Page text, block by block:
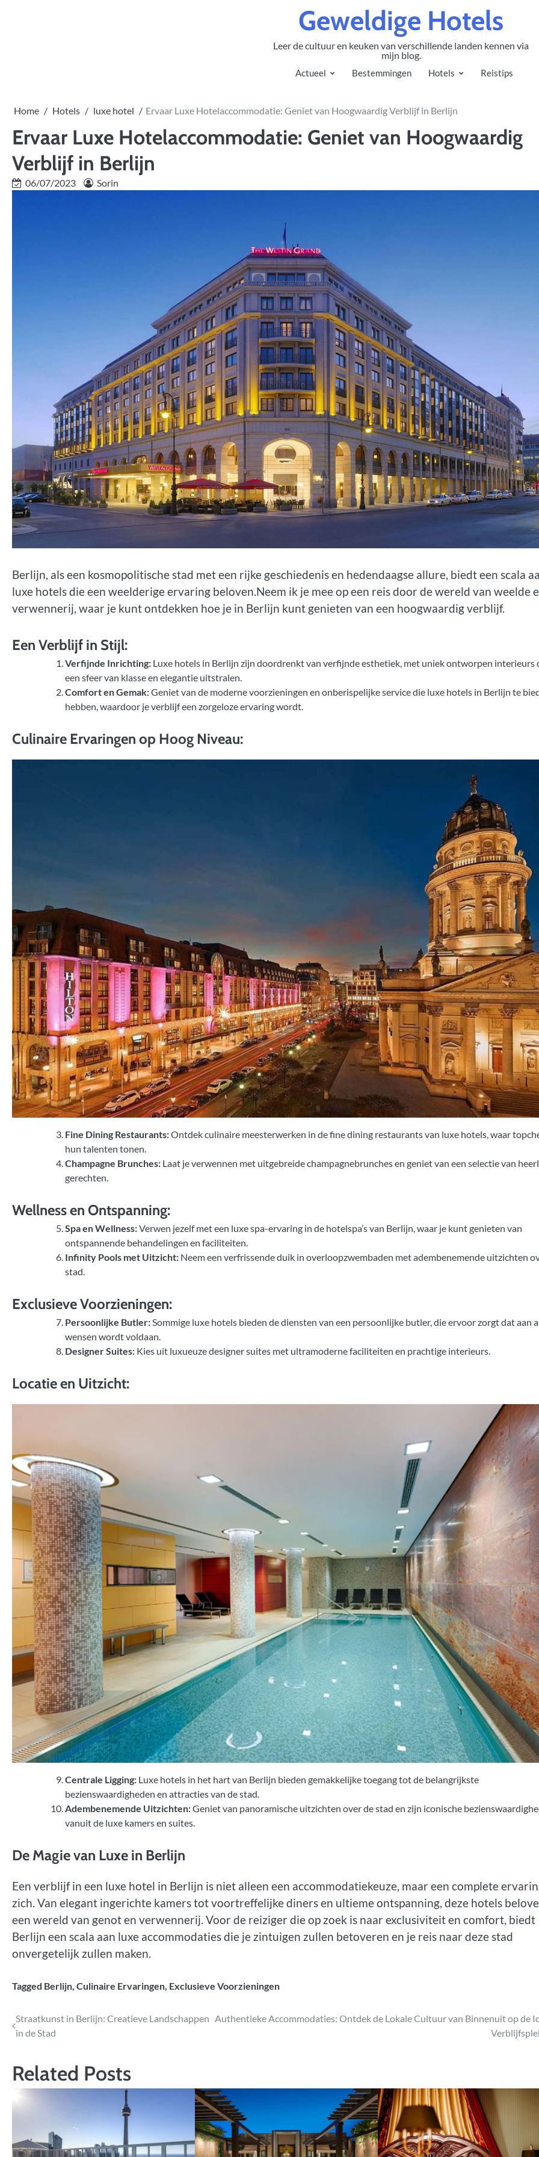
Geweldige Hotels
Leer de cultuur en keuken van verschillende landen kennen via
mijn blog.
Actueel Bestemmingen Hotels Reistips
Home Hotels luxe hotel Ervaar Luxe Hotelaccommodatie: Geniet van Hoogwaardig Verblijf in Berlijn
Ervaar Luxe Hotelaccommodatie: Geniet van Hoogwaardig
Verblijf in Berlijn
06/07/2023 Sorin
Berlijn, als een kosmopolitische stad met een rijke geschiedenis en hedendaagse allure, biedt een scala
luxe hotels die een weelderige ervaring beloven.Neem ik je mee op een reis door de wereld van weelde
verwennerij, waar je kunt ontdekken hoe je in Berlijn kunt genieten van een hoogwaardig verblijf.
Een Verblijf in Stijl:
Verfijnde Inrichting: Luxe hotels in Berlijn zijn doordrenkt van verfijnde esthetiek, met uniek ontworpen interieurs
een sfeer van klasse en elegantie uitstralen.
Comfort en Gemak:Geniet van de moderne voorzieningen en onberispelijke service die luxe hotels in Berlijn te
hebben, waardoor je verblijf een zorgeloze ervaring wordt.
Culinaire Ervaringen op Hoog Niveau:
Fine Dining Restaurants:Ontdek culinaire meesterwerken in de fine dining restaurants van luxe hotels, waar
hun talenten tonen.
Champagne Brunches: Laat je verwennen met uitgebreide champagnebrunches en geniet van een selectie van
gerechten.
Wellness en Ontspanning:
Spa en Wellness:Verwen jezelf met een luxe spa-ervaring in de hotelspa’s van Berlijn, waar je kunt genieten van
ontspannende behandelingen en faciliteiten.
Infinity Pools met Uitzicht: Neem een verfrissende duik in overloopzwembaden met adembenemende uitzichten
stad.
Exclusieve Voorzieningen:
Persoonlijke Butler:Sommige luxe hotels bieden de diensten van een persoonlijke butler, die ervoor zorgt dat aan
wensen wordt voldaan.
Designer Suites: Kies uit luxueuze designer suites met ultramoderne faciliteiten en prachtige interieurs.
Locatie en Uitzicht:
Centrale Ligging: Luxe hotels in het hart van Berlijn bieden gemakkelijke toegang tot de belangrijkste
bezienswaardigheden en attracties van de stad.
Adembenemende Uitzichten:Geniet van panoramische uitzichten over de stad en zijn iconische
vanuit de luxe kamers en suites.
De Magie van Luxe in Berlijn
Een verblijf in een luxe hotel in Berlijn is niet alleen een accommodatiekeuze, maar een complete
zich. Van elegant ingerichte kamers tot voortreffelijke diners en ultieme ontspanning, deze hotels
een wereld van genot en verwennerij. Voor de reiziger die op zoek is naar exclusiviteit en comfort, biedt
Berlijn een scala aan luxe accommodaties die je zintuigen zullen betoveren en je reis naar deze stad
onvergetelijk zullen maken.
Tagged Berlijn, Culinaire Ervaringen, Exclusieve Voorzieningen
Bericht
Straatkunst in Berlijn: Creatieve Landschappen
in de Stad
Authentieke Accommodaties: Ontdek de Lokale Cultuur van Binnenuit op de
Related Posts